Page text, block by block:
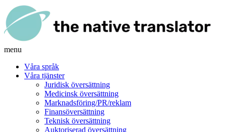
menu
Våra språk
Våra tjänster
Juridisk översättning
Medicinsk översättning
Marknadsföring/PR/reklam
Finansöversättning
Teknisk översättning
Auktoriserad översättning